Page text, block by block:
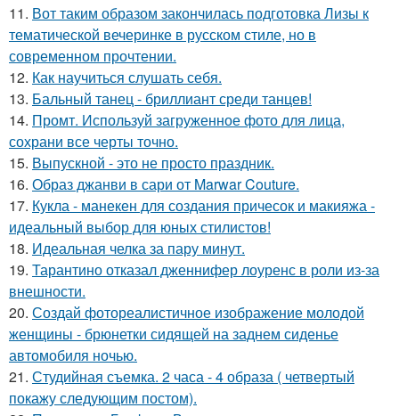
11. Вот таким образом закончилась подготовка Лизы к
тематической вечеринке в русском стиле, но в
современном прочтении.
12. Как научиться слушать себя.
13. Бальный танец - бриллиант среди танцев!
14. Промт. Используй загруженное фото для лица,
сохрани все черты точно.
15. Выпускной - это не просто праздник.
16. Образ джанви в сари от Marwar Couture.
17. Кукла - манекен для создания причесок и макияжа -
идеальный выбор для юных стилистов!
18. Идеальная челка за пару минут.
19. Тарантино отказал дженнифер лоуренс в роли из-за
внешности.
20. Создай фотореалистичное изображение молодой
женщины - брюнетки сидящей на заднем сиденье
автомобиля ночью.
21. Студийная съемка. 2 часа - 4 образа ( четвертый
покажу следующим постом).